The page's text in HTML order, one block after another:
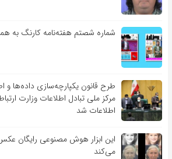
شماره شصتم هفته‌نامه کارنگ به
طرح قانون یکپارچه‌سازی داده‌ها
مرکز ملی تبادل اطلاعات وزارت
اطلاعات شد
این ابزار هوش مصنوعی رایگان
می‌کند